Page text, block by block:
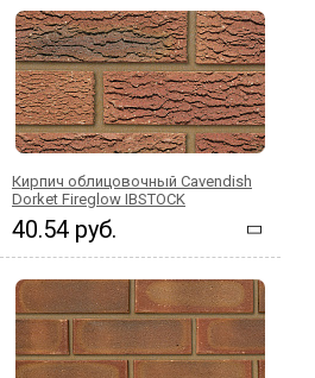
Кирпич облицовочный Cavendish
Dorket Fireglow IBSTOCK
40.54 руб.